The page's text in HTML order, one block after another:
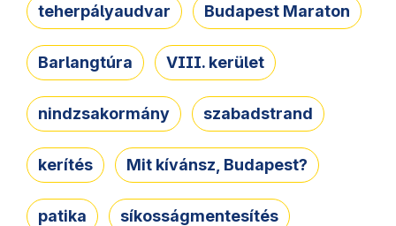
teherpályaudvar Budapest Maraton
Barlangtúra VIII. kerület
nindzsakormány szabadstrand
kerítés Mit kívánsz, Budapest?
patika síkosságmentesítés